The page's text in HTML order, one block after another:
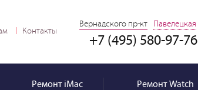
Вернадского пр-кт Павелецкая
+7 (495) 580-97-76
Контакты
РемонтiMac РемонтWatch